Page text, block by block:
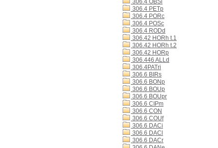
306.4 OBSi
306.4 PETp
306.4 PORc
306.4 POSc
306.4 RODd
306.42 HORh t.1
306.42 HORh t.2
306.42 HORp
306.446 ALLd
306.4PATri
306.6 BIRs
306.6 BONp
306.6 BOUp
306.6 BOUpr
306.6 CIPm
306.6 CON
306.6 COUf
306.6 DACi
306.6 DACl
306.6 DACr